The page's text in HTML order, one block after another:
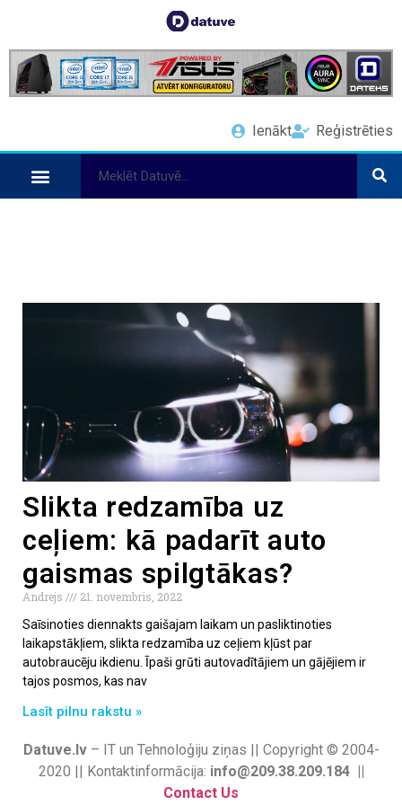
Ienākt Reģistrēties
Slikta redzamība uz
ceļiem: kā padarīt auto
gaismas spilgtākas?
Andrejs
21. novembris, 2022
Saīsinoties diennakts gaišajam laikam un pasliktinoties
laikapstākļiem, slikta redzamība uz ceļiem kļūst par
autobraucēju ikdienu. Īpaši grūti autovadītājiem un gājējiem ir
tajos posmos, kas nav
Lasīt pilnu rakstu »
Datuve.lv– IT un Tehnoloģiju ziņas || Copyright © 2004-
2020 || Kontaktinformācija: info@209.38.209.184 ||
Contact Us